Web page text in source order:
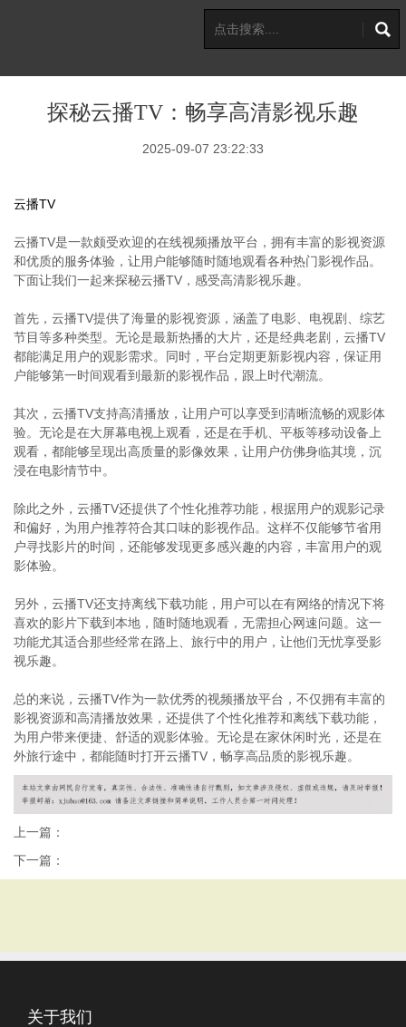
探秘云播TV：畅享高清影视乐趣
2025-09-07 23:22:33
云播TV
云播TV是一款颇受欢迎的在线视频播放平台，拥有丰富的影视资源
和优质的服务体验，让用户能够随时随地观看各种热门影视作品。
下面让我们一起来探秘云播TV，感受高清影视乐趣。
首先，云播TV提供了海量的影视资源，涵盖了电影、电视剧、综艺
节目等多种类型。无论是最新热播的大片，还是经典老剧，云播TV
都能满足用户的观影需求。同时，平台定期更新影视内容，保证用
户能够第一时间观看到最新的影视作品，跟上时代潮流。
其次，云播TV支持高清播放，让用户可以享受到清晰流畅的观影体
验。无论是在大屏幕电视上观看，还是在手机、平板等移动设备上
观看，都能够呈现出高质量的影像效果，让用户仿佛身临其境，沉
浸在电影情节中。
除此之外，云播TV还提供了个性化推荐功能，根据用户的观影记录
和偏好，为用户推荐符合其口味的影视作品。这样不仅能够节省用
户寻找影片的时间，还能够发现更多感兴趣的内容，丰富用户的观
影体验。
另外，云播TV还支持离线下载功能，用户可以在有网络的情况下将
喜欢的影片下载到本地，随时随地观看，无需担心网速问题。这一
功能尤其适合那些经常在路上、旅行中的用户，让他们无忧享受影
视乐趣。
总的来说，云播TV作为一款优秀的视频播放平台，不仅拥有丰富的
影视资源和高清播放效果，还提供了个性化推荐和离线下载功能，
为用户带来便捷、舒适的观影体验。无论是在家休闲时光，还是在
外旅行途中，都能随时打开云播TV，畅享高品质的影视乐趣。
上一篇：
下一篇：
关于我们